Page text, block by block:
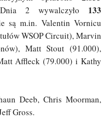
2 wywalczyło 133
są m.in. Valentin Vornicu
WSOP Circuit), Marvin
Matt Stout (91.000),
Affleck (79.000) i Kathy
Deeb, Chris Moorman,
Gross.